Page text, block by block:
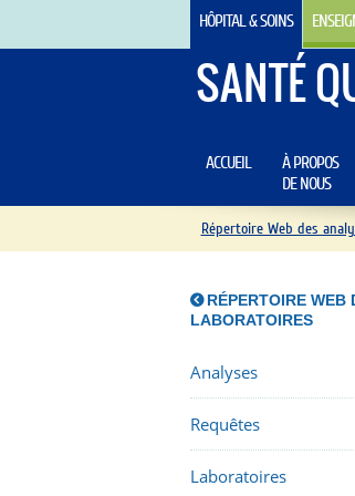
HÔPITAL & SOINS
SANTÉ
ACCUEIL
À PROPOS
DE NOUS
Répertoire Web des
RÉPERTOIRE WEB
LABORATOIRES
Analyses
Requêtes
Laboratoires